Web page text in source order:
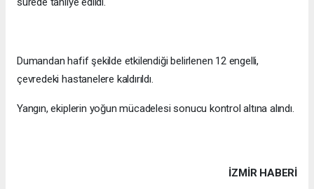
Dumandan hafif şekilde etkilendiği belirlenen 12 engelli,
çevredeki hastanelere kaldırıldı.
Yangın, ekiplerin yoğun mücadelesi sonucu kontrol altına alındı.
İZMIR HABERİ